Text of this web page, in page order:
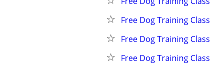
Free Dog Training Class
Free Dog Training Class
Free Dog Training Class